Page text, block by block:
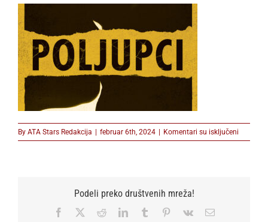
By ATA Stars Redakcija | februar 6th, 2024 | Komentari su isključeni
Poljupci
Podeli preko društvenih mreža!
Facebook RedditLinkedInTumblr Pinterest
Vk Email